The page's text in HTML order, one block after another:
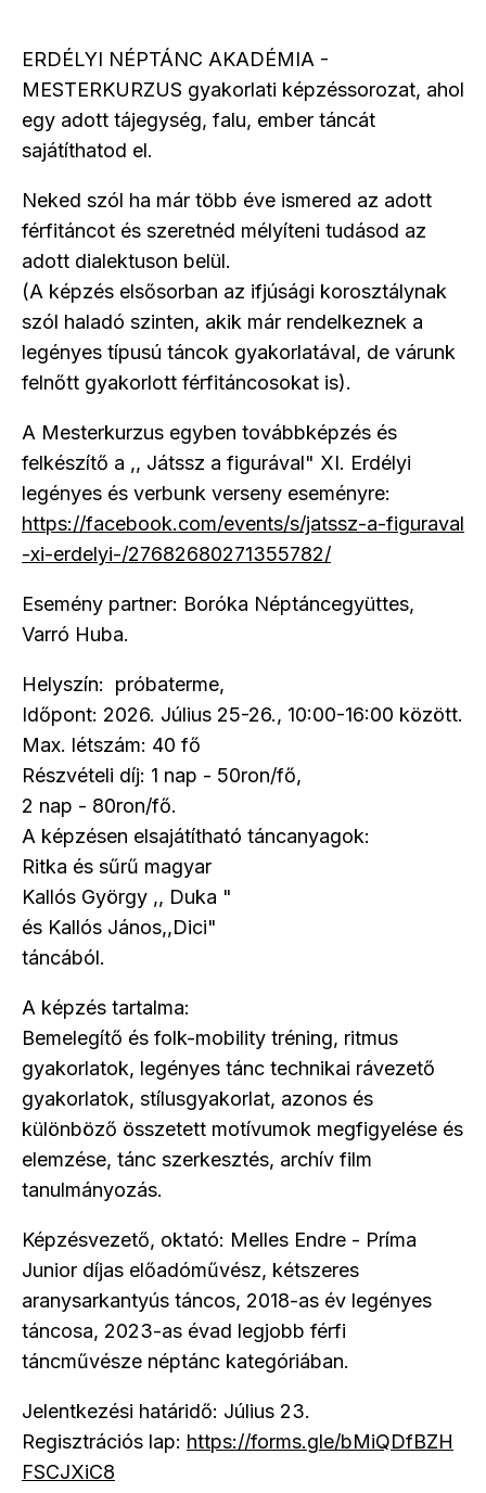
ERDÉLYI NÉPTÁNC AKADÉMIA -
MESTERKURZUS gyakorlati képzéssorozat, ahol
egy adott tájegység, falu, ember táncát
sajátíthatod el.
Neked szól ha már több éve ismered az adott
férfitáncot és szeretnéd mélyíteni tudásod az
adott dialektuson belül.
(A képzés elsősorban az ifjúsági korosztálynak
szól haladó szinten, akik már rendelkeznek a
legényes típusú táncok gyakorlatával, de várunk
felnőtt gyakorlott férfitáncosokat is).
A Mesterkurzus egyben továbbképzés és
felkészítő a ,, Játssz a figurával" XI. Erdélyi
legényes és verbunk verseny eseményre:
https://facebook.com/events/s/jatssz-a-figuraval
-xi-erdelyi-/27682680271355782/
Esemény partner: Boróka Néptáncegyüttes,
Varró Huba.
Helyszín: próbaterme,
Időpont: 2026. Július 25-26., 10:00-16:00 között.
Max. létszám: 40 fő
Részvételi díj: 1 nap - 50ron/fő,
2 nap - 80ron/fő.
A képzésen elsajátítható táncanyagok:
Ritka és sűrű magyar
Kallós György ,, Duka "
és Kallós János,,Dici"
táncából.
A képzés tartalma:
Bemelegítő és folk-mobility tréning, ritmus
gyakorlatok, legényes tánc technikai rávezető
gyakorlatok, stílusgyakorlat, azonos és
különböző összetett motívumok megfigyelése és
elemzése, tánc szerkesztés, archív film
tanulmányozás.
Képzésvezető, oktató: Melles Endre - Príma
Junior díjas előadóművész, kétszeres
aranysarkantyús táncos, 2018-as év legényes
táncosa, 2023-as évad legjobb férfi
táncművésze néptánc kategóriában.
Jelentkezési határidő: Július 23.
Regisztrációs lap: https://forms.gle/bMiQDfBZH
FSCJXiC8